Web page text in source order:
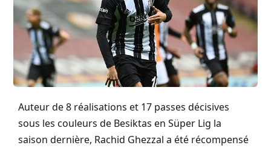
Auteur de 8 réalisations et 17 passes décisives
sous les couleurs de Besiktas en Süper Lig la
saison dernière, Rachid Ghezzal a été récompensé